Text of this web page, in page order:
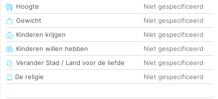
Hoogte
Niet gespecificeerd
Gewicht
Niet gespecificeerd
Kinderen krijgen
Niet gespecificeerd
Kinderen willen hebben
Niet gespecificeerd
Verander Stad / Land voor de liefde
Niet gespecificeerd
De religie
Niet gespecificeerd